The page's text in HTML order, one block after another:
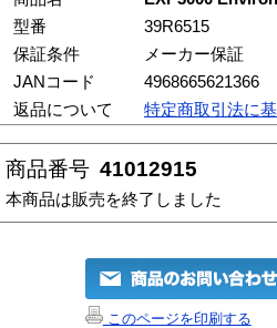
型番
39R6515
保証条件
メーカー保証
JANコード
4968665621366
返品について
特定商取引法に
商品番号 41012915
本商品は販売を終了しました
このページを印刷する